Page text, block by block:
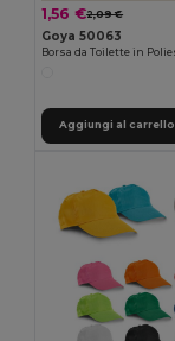
1,56 €2,09 €
Goya 50063
Aggiungi al carrello